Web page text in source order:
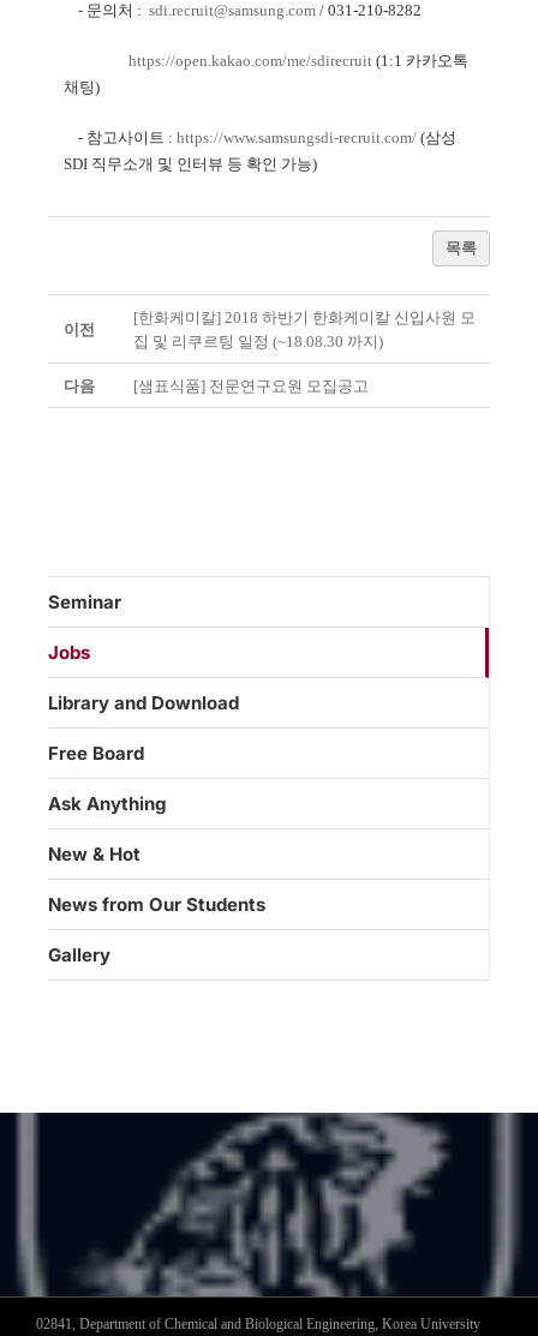
- 문의처 : sdi.recruit@samsung.com / 031-210-8282
https://open.kakao.com/me/sdirecruit (1:1 카카오톡
채팅)
- 참고사이트 : https://www.samsungsdi-recruit.com/ (삼성
SDI 직무소개 및 인터뷰 등 확인 가능)
목록
이전
[한화케미칼] 2018 하반기 한화케미칼 신입사원 모
집 및 리쿠르팅 일정 (~18.08.30 까지)
다음 [샘표식품] 전문연구요원 모집공고
Seminar
Jobs
Library and Download
Free Board
Ask Anything
New & Hot
News from Our Students
Gallery
02841, Department of Chemical and Biological Engineering, Korea University